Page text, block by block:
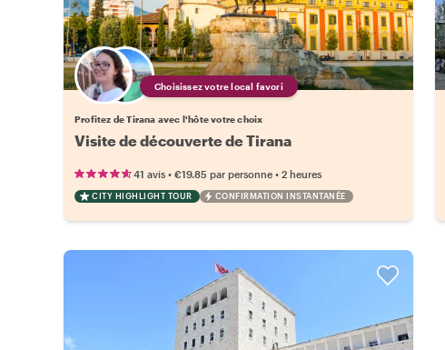
Choisissez votre local favori
Profitez de Tirana avec l'hôte votre choix
Visite de découverte de Tirana
41 avis • €19.85 par personne • 2 heures
CITY HIGHLIGHT TOUR CONFIRMATION INSTANTANÉE